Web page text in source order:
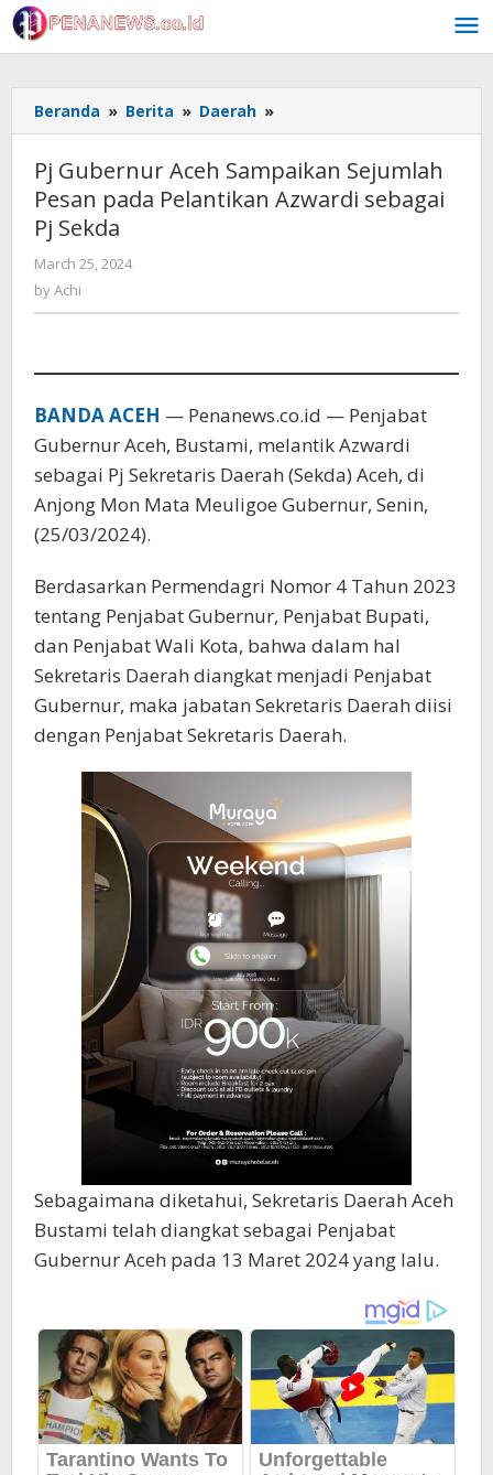
Skip
to
content
Beranda » Berita » Daerah »
Gubernur
Sampaikan
Sejumlah
sebagai
Pj Gubernur Aceh Sampaikan Sejumlah
Pesan pada Pelantikan Azwardi sebagai
Pj Sekda
March 25, 2024
byAchi
BANDA ACEH — Penanews.co.id — Penjabat
Gubernur Aceh, Bustami, melantik Azwardi
sebagai Pj Sekretaris Daerah (Sekda) Aceh, di
Anjong Mon Mata Meuligoe Gubernur, Senin,
(25/03/2024).
Berdasarkan Permendagri Nomor 4 Tahun 2023
tentang Penjabat Gubernur, Penjabat Bupati,
dan Penjabat Wali Kota, bahwa dalam hal
Sekretaris Daerah diangkat menjadi Penjabat
Gubernur, maka jabatan Sekretaris Daerah diisi
dengan Penjabat Sekretaris Daerah.
Sebagaimana diketahui, Sekretaris Daerah Aceh
Bustami telah diangkat sebagai Penjabat
Gubernur Aceh pada 13 Maret 2024 yang lalu.